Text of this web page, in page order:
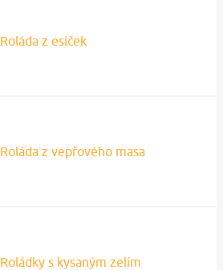
Roláda z esíček
Roláda z vepřového masa
Roládky s kysaným zelím